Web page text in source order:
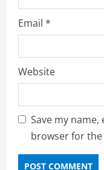
Email *
Website
Save my
browser for